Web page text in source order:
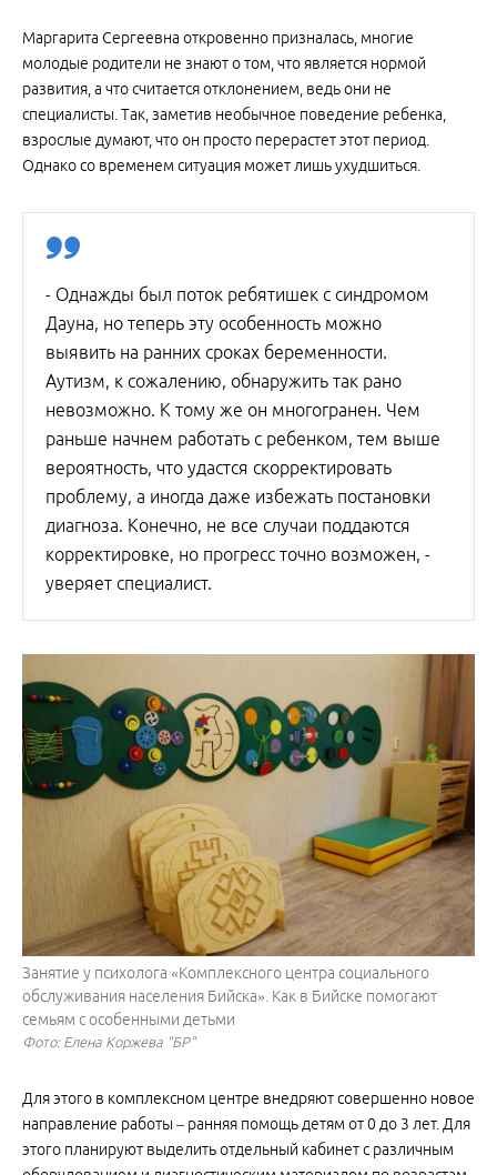
Маргарита Сергеевна откровенно призналась, многие
молодые родители не знают о том, что является нормой
развития, а что считается отклонением, ведь они не
специалисты. Так, заметив необычное поведение ребенка,
взрослые думают, что он просто перерастет этот период.
Однако со временем ситуация может лишь ухудшиться.
- Однажды был поток ребятишек с синдромом
Дауна, но теперь эту особенность можно
выявить на ранних сроках беременности.
Аутизм, к сожалению, обнаружить так рано
невозможно. К тому же он многогранен. Чем
раньше начнем работать с ребенком, тем выше
вероятность, что удастся скорректировать
проблему, а иногда даже избежать постановки
диагноза. Конечно, не все случаи поддаются
корректировке, но прогресс точно возможен, -
уверяет специалист.
Занятие у психолога «Комплексного центра социального
обслуживания населения Бийска». Как в Бийске помогают
семьям с особенными детьми
Фото: Елена Коржева "БР"
Для этого в комплексном центре внедряют совершенно новое
направление работы – ранняя помощь детям от 0 до 3 лет. Для
этого планируют выделить отдельный кабинет с различным